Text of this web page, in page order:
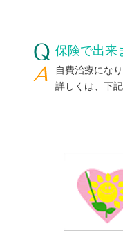
保険で出来
自費治療にな
詳しくは、下